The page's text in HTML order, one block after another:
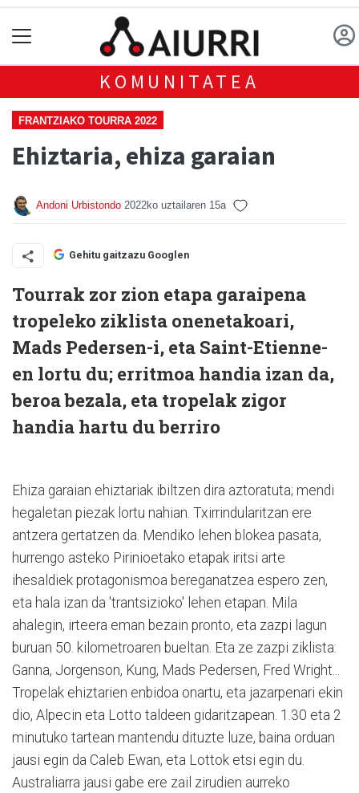
KOMUNITATEA
FRANTZIAKO TOURRA 2022
Ehiztaria, ehiza garaian
Andoni Urbistondo 2022ko uztailaren 15a
Gehitu gaitzazu Googlen
Tourrak zor zion etapa garaipena
tropeleko ziklista onenetakoari,
Mads Pedersen-i, eta Saint-Etienne-
en lortu du; erritmoa handia izan da,
beroa bezala, eta tropelak zigor
handia hartu du berriro
Ehiza garaian ehiztariak ibiltzen dira aztoratuta; mendi
hegaletan piezak lortu nahian. Txirrindularitzan ere
antzera gertatzen da. Mendiko lehen blokea pasata,
hurrengo asteko Pirinioetako etapak iritsi arte
ihesaldiek protagonismoa bereganatzea espero zen,
eta hala izan da 'trantsizioko' lehen etapan. Mila
ahalegin, irteera eman bezain pronto, eta zazpi lagun
buruan 50. kilometroaren bueltan. Eta ze zazpi ziklista:
Ganna, Jorgenson, Kung, Mads Pedersen, Fred Wright...
Tropelak ehiztarien enbidoa onartu, eta jazarpenari ekin
dio, Alpecin eta Lotto taldeen gidaritzapean. 1.30 eta 2
minutuko tartean mantendu dituzte luze, baina orduan
jausi egin da Caleb Ewan, eta Lottok etsi egin du.
Australiarra jausi gabe ere zail zirudien aurreko